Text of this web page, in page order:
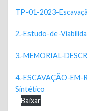
TP-01-2023-
2.-Estudo-de-
3.-MEMORIAL-
4.-ESCAVAÇÃO-
Sintético
Baixar